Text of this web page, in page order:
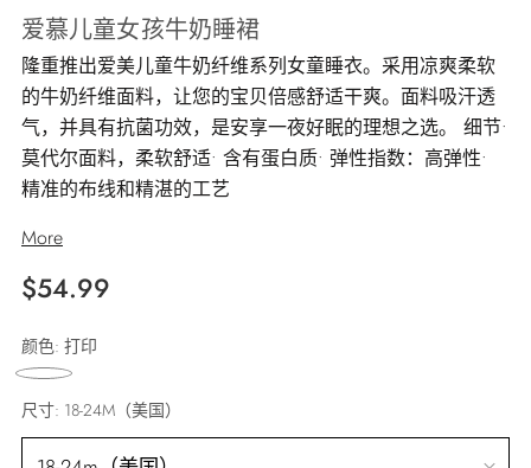
爱慕儿童女孩牛奶睡裙
隆重推出爱美儿童牛奶纤维系列女童睡衣。采用凉爽柔软
的牛奶纤维面料，让您的宝贝倍感舒适干爽。面料吸汗透
气，并具有抗菌功效，是安享一夜好眠的理想之选。 细节•
莫代尔面料，柔软舒适• 含有蛋白质• 弹性指数：高弹性•
精准的布线和精湛的工艺
More
正
常
价
格
$54.99
颜色: 打印
尺寸: 18-24M（美国）